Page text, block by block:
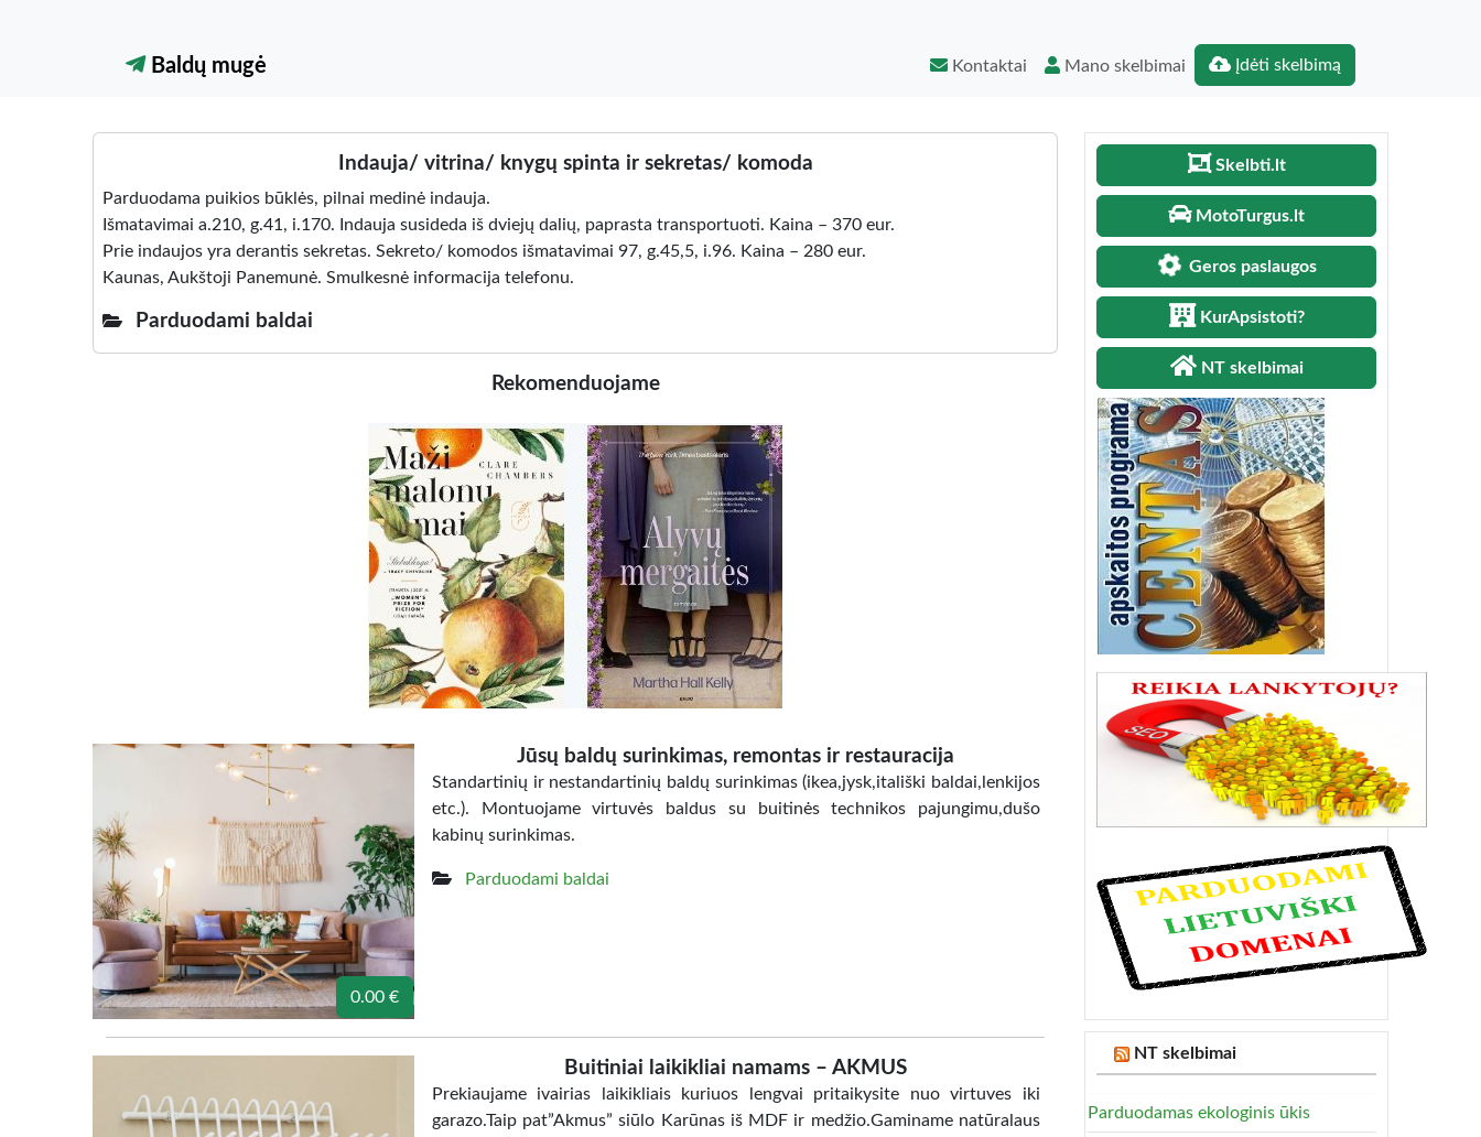
Baldų mugė Kontaktai Mano skelbimai Įdėti skelbimą
Indauja/ vitrina/ knygų spinta ir sekretas/ komoda
Parduodama puikios būklės, pilnai medinė indauja.
Išmatavimai a.210, g.41, i.170. Indauja susideda iš dviejų dalių, paprasta transportuoti. Kaina – 370 eur.
Prie indaujos yra derantis sekretas. Sekreto/ komodos išmatavimai 97, g.45,5, i.96. Kaina – 280 eur.
Kaunas, Aukštoji Panemunė. Smulkesnė informacija telefonu.
Parduodami baldai
Rekomenduojame
0.00 €
Jūsų baldų surinkimas, remontas ir restauracija
Standartinių ir nestandartinių baldų surinkimas (ikea,jysk,itališki baldai,lenkijos
etc.). Montuojame virtuvės baldus su buitinės technikos pajungimu,dušo
kabinų surinkimas.
Parduodami baldai
Buitiniai laikikliai namams – AKMUS
Prekiaujame ivairias laikikliais kuriuos lengvai pritaikysite nuo virtuves iki
garazo.Taip pat”Akmus” siūlo Karūnas iš MDF ir medžio.Gaminame natūralaus
Skelbti.lt
MotoTurgus.lt
Geros paslaugos
KurApsistoti?
NT skelbimai
NT skelbimai
Parduodamas ekologinis ūkis